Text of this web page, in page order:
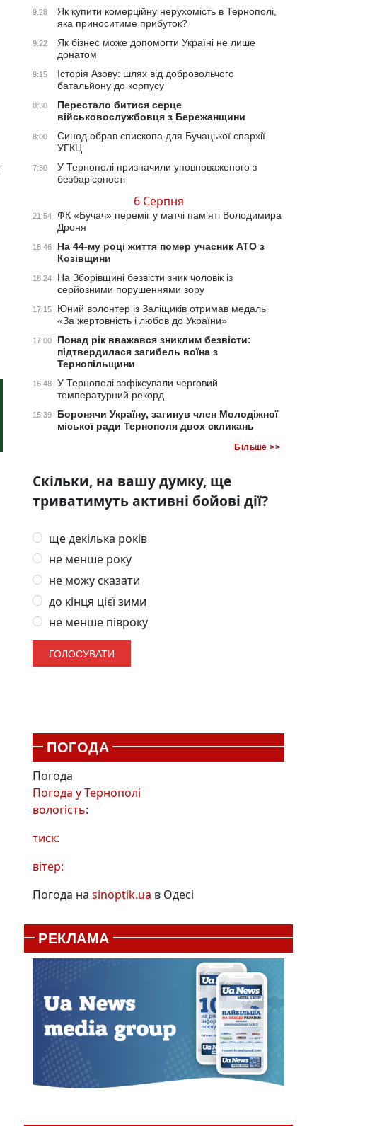
9:28
Як купити комерційну нерухомість в Тернополі,
яка приноситиме прибуток?
9:22
Як бізнес може допомогти Україні не лише
донатом
9:15
Історія Азову: шлях від добровольчого
батальйону до корпусу
8:30
Перестало битися серце
військовослужбовця з Бережанщини
8:00
Синод обрав єпископа для Бучацької єпархії
УГКЦ
7:30
У Тернополі призначили уповноваженого з
безбар’єрності
6 Серпня
21:54
ФК «Бучач» переміг у матчі пам’яті Володимира
Дроня
18:46
На 44-му році життя помер учасник АТО з
Козівщини
18:24
На Зборівщині безвісти зник чоловік із
серйозними порушеннями зору
17:15
Юний волонтер із Заліщиків отримав медаль
«За жертовність і любов до України»
17:00
Понад рік вважався зниклим безвісти:
підтвердилася загибель воїна з
Тернопільщини
16:48
У Тернополі зафіксували черговий
температурний рекорд
15:39
Боронячи Україну, загинув член Молодіжної
міської ради Тернополя двох скликань
Більше >>
Скільки, на вашу думку, ще
триватимуть активні бойові дії?
ще декілька років
не менше року
не можу сказати
до кінця цієї зими
не менше півроку
ПОГОДА
Погода
Погода уТернополі
вологість:
тиск:
вітер:
Погода на sinoptik.ua в Одесі
РЕКЛАМА